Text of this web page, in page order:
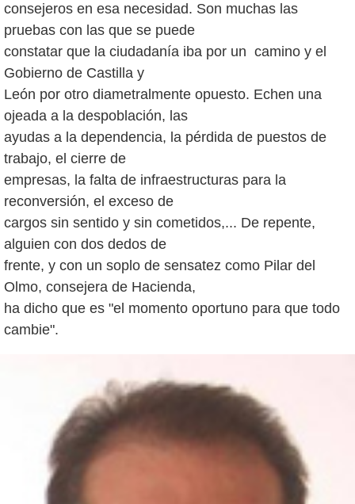
consejeros en esa necesidad. Son muchas las
pruebas con las que se puede
constatar que la ciudadanía iba por un camino y el
Gobierno de Castilla y
León por otro diametralmente opuesto. Echen una
ojeada a la despoblación, las
ayudas a la dependencia, la pérdida de puestos de
trabajo, el cierre de
empresas, la falta de infraestructuras para la
reconversión, el exceso de
cargos sin sentido y sin cometidos,... De repente,
alguien con dos dedos de
frente, y con un soplo de sensatez como Pilar del
Olmo, consejera de Hacienda,
ha dicho que es "el momento oportuno para que todo